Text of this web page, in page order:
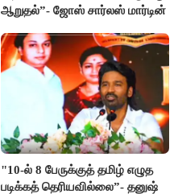
ஆறுதல்”- ஜோஸ் சார்லஸ் மார்டின்
"10-ல் 8 பேருக்குத் தமிழ் எழுத
படிக்கத் தெரியவில்லை”- தனுஷ்